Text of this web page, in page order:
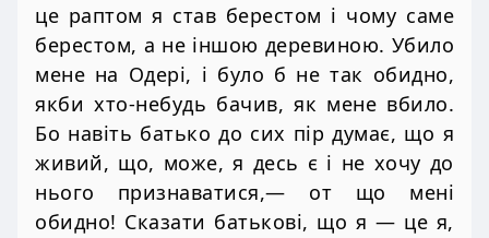
це раптом я став берестом і чому саме
берестом, а не іншою деревиною. Убило
мене на Одері, і було б не так обидно,
якби хто-небудь бачив, як мене вбило.
Бо навіть батько до сих пір думає, що я
живий, що, може, я десь є і не хочу до
нього признаватися,— от що мені
обидно! Сказати батькові, що я — це я,